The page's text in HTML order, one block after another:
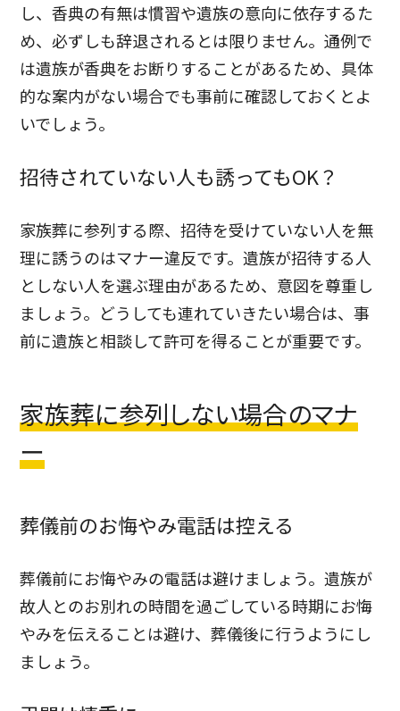
し、香典の有無は慣習や遺族の意向に依存するた
め、必ずしも辞退されるとは限りません。通例で
は遺族が香典をお断りすることがあるため、具体
的な案内がない場合でも事前に確認しておくとよ
いでしょう。
招待されていない人も誘ってもOK？
家族葬に参列する際、招待を受けていない人を無
理に誘うのはマナー違反です。遺族が招待する人
としない人を選ぶ理由があるため、意図を尊重し
ましょう。どうしても連れていきたい場合は、事
前に遺族と相談して許可を得ることが重要です。
家族葬に参列しない場合のマナ
ー
葬儀前のお悔やみ電話は控える
葬儀前にお悔やみの電話は避けましょう。遺族が
故人とのお別れの時間を過ごしている時期にお悔
やみを伝えることは避け、葬儀後に行うようにし
ましょう。